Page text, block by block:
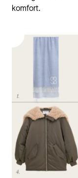
komfort.